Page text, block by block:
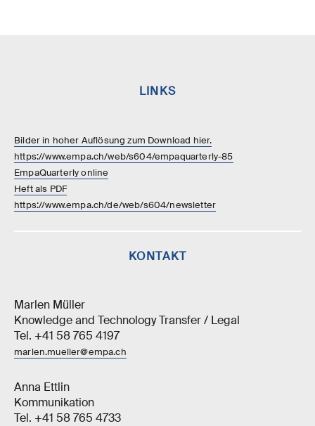
LINKS
Bilder in hoher Auflösung zum Download hier.
https://www.empa.ch/web/s604/empaquarterly-85
EmpaQuarterly online
Heft als PDF
https://www.empa.ch/de/web/s604/newsletter
KONTAKT
Marlen Müller
Knowledge and Technology Transfer / Legal
Tel. +41 58 765 4197
marlen.mueller@empa.ch
Anna Ettlin
Kommunikation
Tel. +41 58 765 4733